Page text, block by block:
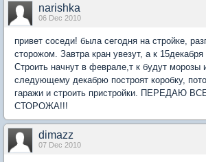
narishka
06 Dec 2010
привет соседи! была сегодня на стройке,
сторожом. Завтра кран увезут, а к
Строить начнут в феврале,т к будут морозы
следующему декабрю построят коробку,
гаражи и строить пристройки. ПЕРЕДАЮ
СТОРОЖА!!!
dimazz
07 Dec 2010